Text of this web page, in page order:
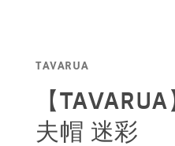
TAVARUA
【
夫帽 迷彩